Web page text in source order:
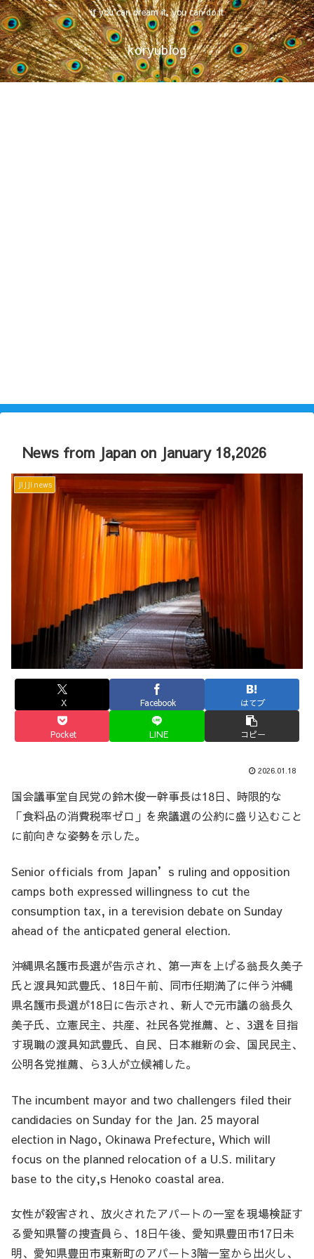
if you can dream it, you can do it
koryublog
News from Japan on January 18,2026
JIJJI news
X Facebook はてブ
Pocket LINE コピー
2026.01.18
国会議事堂自民党の鈴木俊一幹事長は18日、時限的な
「食料品の消費税率ゼロ」を衆議選の公約に盛り込むこと
に前向きな姿勢を示した。
Senior officials from Japan’s ruling and opposition
camps both expressed willingness to cut the
consumption tax, in a terevision debate on Sunday
ahead of the anticpated general election.
沖縄県名護市長選が告示され、第一声を上げる翁長久美子
氏と渡具知武豊氏、18日午前、同市任期満了に伴う沖縄
県名護市長選が18日に告示され、新人で元市議の翁長久
美子氏、立憲民主、共産、社民各党推薦、と、3選を目指
す現職の渡具知武豊氏、自民、日本維新の会、国民民主、
公明各党推薦、ら3人が立候補した。
The incumbent mayor and two challengers filed their
candidacies on Sunday for the Jan. 25 mayoral
election in Nago, Okinawa Prefecture, Which will
focus on the planned relocation of a U.S. military
base to the city,s Henoko coastal area.
女性が殺害され、放火されたアパートの一室を現場検証す
る愛知県警の捜査員ら、18日午後、愛知県豊田市17日未
明、愛知県豊田市東新町のアパート3階一室から出火し、